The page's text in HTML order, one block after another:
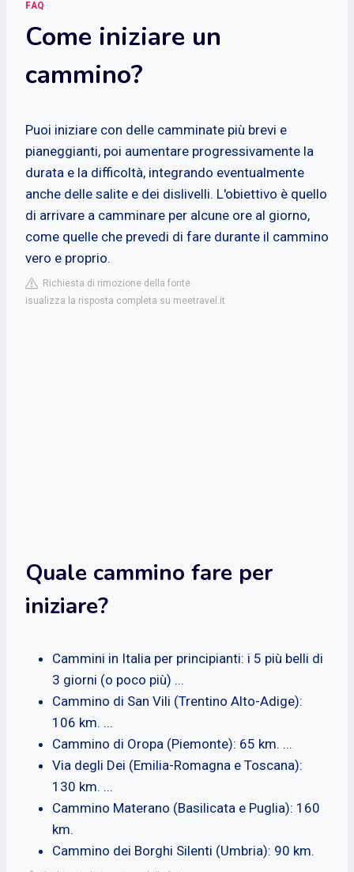
FAQ
Come iniziare un
cammino?
Puoi iniziare con delle camminate più brevi e
pianeggianti, poi aumentare progressivamente la
durata e la difficoltà, integrando eventualmente
anche delle salite e dei dislivelli. L'obiettivo è quello
di arrivare a camminare per alcune ore al giorno,
come quelle che prevedi di fare durante il cammino
vero e proprio.
Richiesta di rimozione della fonte
isualizza la risposta completa su meetravel.it
Quale cammino fare per
iniziare?
Cammini in Italia per principianti: i 5 più belli di
3 giorni (o poco più) ...
Cammino di San Vili (Trentino Alto-Adige):
106 km. ...
Cammino di Oropa (Piemonte): 65 km. ...
Via degli Dei (Emilia-Romagna e Toscana):
130 km. ...
Cammino Materano (Basilicata e Puglia): 160
km.
Cammino dei Borghi Silenti (Umbria): 90 km.